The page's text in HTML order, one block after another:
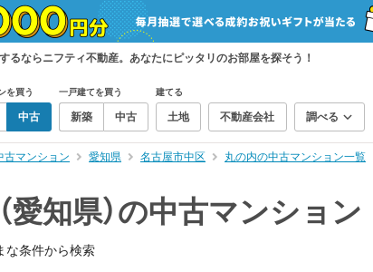
るならニフティ不動産。あなたにピッタリのお部屋を探そう！
を買う
中古
一戸建てを買う
新築 中古
建てる
土地 不動産会社 調べる
古マンション 愛知県 名古屋市中区 丸の内の中古マンション一覧
愛知県）の中古マンション
な条件から検索